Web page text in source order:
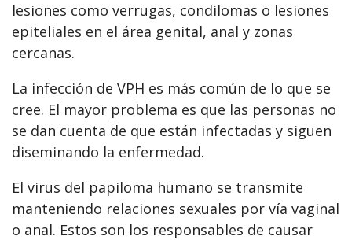
lesiones como verrugas, condilomas o lesiones
epiteliales en el área genital, anal y zonas
cercanas.
La infección de VPH es más común de lo que se
cree. El mayor problema es que las personas no
se dan cuenta de que están infectadas y siguen
diseminando la enfermedad.
El virus del papiloma humano se transmite
manteniendo relaciones sexuales por vía vaginal
o anal. Estos son los responsables de causar